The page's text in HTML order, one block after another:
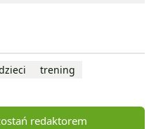
trening
redaktorem